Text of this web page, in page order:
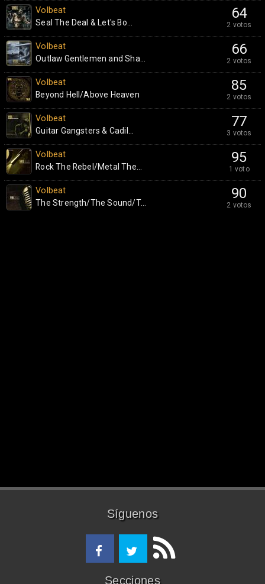
64
2 votos
Volbeat
Seal The Deal & Let's Bo...
66
2 votos
Volbeat
Outlaw Gentlemen and Sha...
85
2 votos
Volbeat
Beyond Hell/Above Heaven
77
3 votos
Volbeat
Guitar Gangsters & Cadil...
95
1 voto
Volbeat
Rock The Rebel/Metal The...
90
2 votos
Volbeat
The Strength/The Sound/T...
Síguenos
Secciones